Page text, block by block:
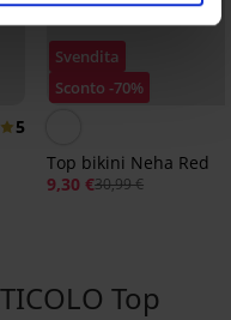
5
Svendita
Sconto -70%
Top bikini Neha Red
9,30 €30,99 €
Top